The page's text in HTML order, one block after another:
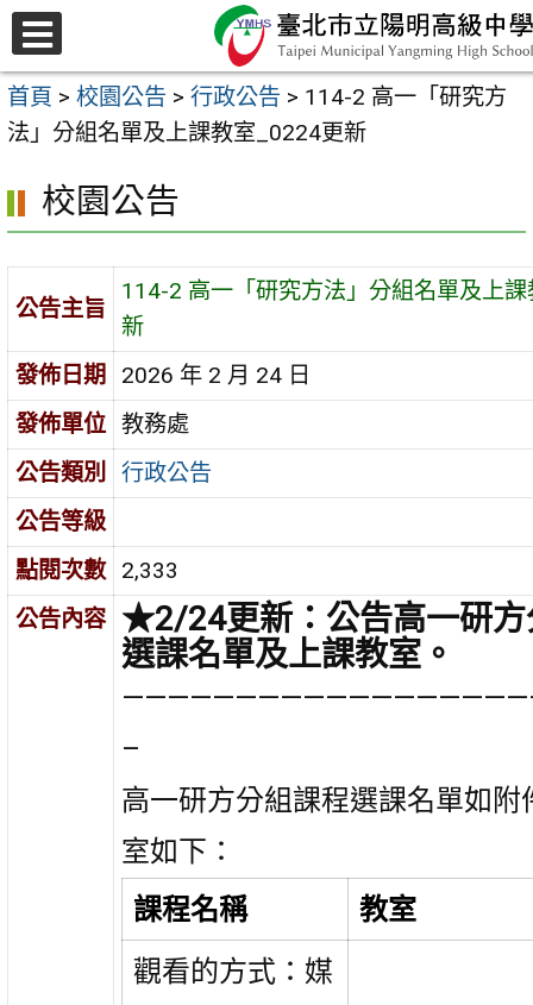
跳
至
主
要
容
區
選
單
首頁 > 校園公告 > 行政公告 > 114-2 高一「研究方
法」分組名單及上課教室_0224更新
校園公告
公告主旨
114-2 高一「研究方法」分組名單及上
新
發佈日期
2026 年 2 月 24 日
發佈單位 教務處
公告類別
行政公告
公告等級
點閱次數
2,333
公告內容
★2/24更新：公告高一研方
選課名單及上課教室。
–
高一研方分組課程選課名單如附
室如下：
課程名稱
教室
觀看的方式：媒